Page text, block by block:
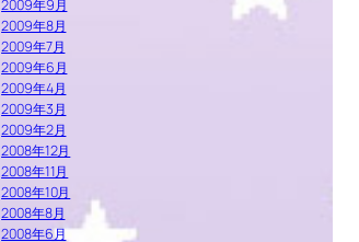
2009年9月
2009年8月
2009年7月
2009年6月
2009年4月
2009年3月
2009年2月
2008年12月
2008年11月
2008年10月
2008年8月
2008年6月